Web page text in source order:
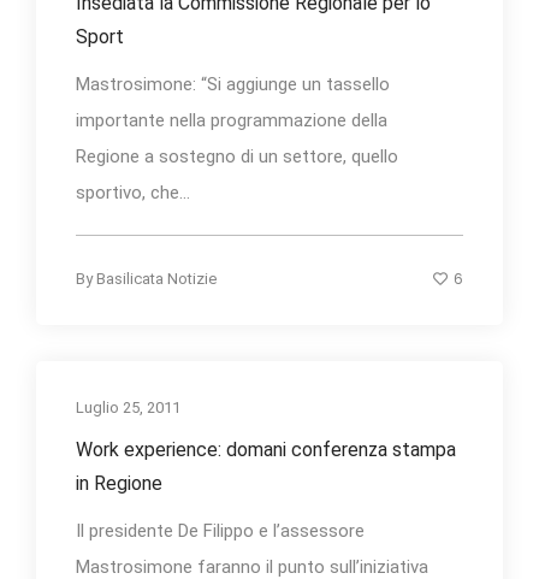
Sport
Mastrosimone: “Si aggiunge un tassello
importante nella programmazione della
Regione a sostegno di un settore, quello
sportivo, che...
By Basilicata Notizie 6
Luglio 25, 2011
Work experience: domani conferenza stampa
in Regione
Il presidente De Filippo e l’assessore
Mastrosimone faranno il punto sull’iniziativa